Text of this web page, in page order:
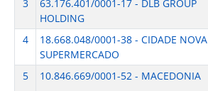
3
63.176.401/0001-17 - DLB GROUP
HOLDING
4
18.668.048/0001-38 - CIDADE NOVA
SUPERMERCADO
5
10.846.669/0001-52 - MACEDONIA